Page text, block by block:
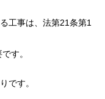
工事は、法第21条第1
す。
です。